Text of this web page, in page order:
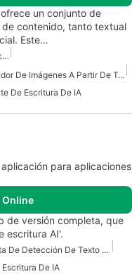
un conjunto de
contenido, tanto textual
Este…
Mejores Herramientas De IA Para Escritores
Generador De Imágenes A Partir De Texto De IA
De Escritura De IA
para aplicaciones
Online
de versión completa, que
escritura AI'.
Herramienta De Detección De Texto De IA
De IA